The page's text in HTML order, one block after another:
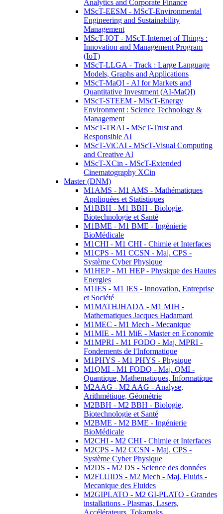
Analytics and Corporate Finance
MScT-EESM - MScT-Environmental
Engineering and Sustainability
Management
MScT-IOT - MScT-Internet of Things :
Innovation and Management Program
(IoT)
MScT-LLGA - Track : Large Language
Models, Graphs and Applications
MScT-MaQI - AI for Markets and
Quantitative Investment (AI-MaQI)
MScT-STEEM - MScT-Energy
Environment : Science Technology &
Management
MScT-TRAI - MScT-Trust and
Responsible AI
MScT-ViCAI - MScT-Visual Computing
and Creative AI
MScT-XCin - MScT-Extended
Cinematography XCin
Master (DNM)
M1AMS - M1 AMS - Mathématiques
Appliquées et Statistiques
M1BBH - M1 BBH - Biologie,
Biotechnologie et Santé
M1BME - M1 BME - Ingénierie
BioMédicale
M1CHI - M1 CHI - Chimie et Interfaces
M1CPS - M1 CCSN - Maj. CPS -
Système Cyber Physique
M1HEP - M1 HEP - Physique des Hautes
Energies
M1IES - M1 IES - Innovation, Entreprise
et Société
M1MATHJHADA - M1 MJH -
Mathematiques Jacques Hadamard
M1MEC - M1 Mech - Mecanique
M1MIE - M1 MiE - Master en Economie
M1MPRI - M1 FODQ - Maj. MPRI -
Fondements de l'Informatique
M1PHYS - M1 PHYS - Physique
M1QMI - M1 FODQ - Maj. QMI -
Quantique, Mathematiques, Informatique
M2AAG - M2 AAG - Analyse,
Arithmétique, Géométrie
M2BBH - M2 BBH - Biologie,
Biotechnologie et Santé
M2BME - M2 BME - Ingénierie
BioMédicale
M2CHI - M2 CHI - Chimie et Interfaces
M2CPS - M2 CCSN - Maj. CPS -
Système Cyber Physique
M2DS - M2 DS - Science des données
M2FLUIDS - M2 Mech - Maj. Fluids -
Mecanique des Fluides
M2GIPLATO - M2 GI-PLATO - Grandes
installations - Plasmas, Lasers,
Accélérateurs, Tokamaks